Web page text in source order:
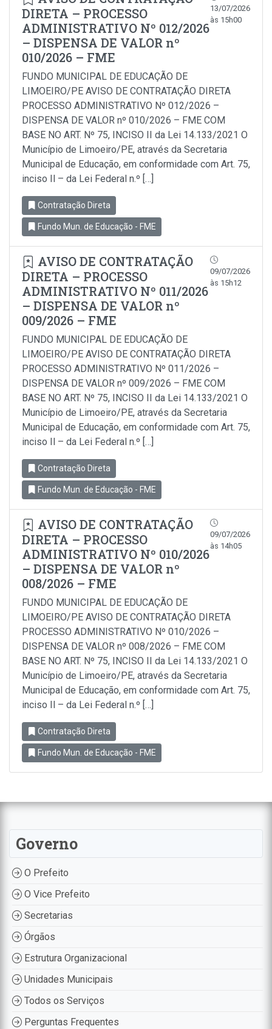
DIRETA – PROCESSO
ADMINISTRATIVO Nº 012/2026
– DISPENSA DE VALOR nº
010/2026 – FME
13/07/2026
às 15h00
FUNDO MUNICIPAL DE EDUCAÇÃO DE
LIMOEIRO/PE AVISO DE CONTRATAÇÃO DIRETA
PROCESSO ADMINISTRATIVO Nº 012/2026 –
DISPENSA DE VALOR nº 010/2026 – FME COM
BASE NO ART. Nº 75, INCISO II da Lei 14.133/2021 O
Município de Limoeiro/PE, através da Secretaria
Municipal de Educação, em conformidade com Art. 75,
inciso Il – da Lei Federal n.º […]
Contratação Direta
Fundo Mun. de Educação - FME
AVISO DE CONTRATAÇÃO
DIRETA – PROCESSO
ADMINISTRATIVO Nº 011/2026
– DISPENSA DE VALOR nº
009/2026 – FME
09/07/2026
às 15h12
FUNDO MUNICIPAL DE EDUCAÇÃO DE
LIMOEIRO/PE AVISO DE CONTRATAÇÃO DIRETA
PROCESSO ADMINISTRATIVO Nº 011/2026 –
DISPENSA DE VALOR nº 009/2026 – FME COM
BASE NO ART. Nº 75, INCISO II da Lei 14.133/2021 O
Município de Limoeiro/PE, através da Secretaria
Municipal de Educação, em conformidade com Art. 75,
inciso Il – da Lei Federal n.º […]
Contratação Direta
Fundo Mun. de Educação - FME
AVISO DE CONTRATAÇÃO
DIRETA – PROCESSO
ADMINISTRATIVO Nº 010/2026
– DISPENSA DE VALOR nº
008/2026 – FME
09/07/2026
às 14h05
FUNDO MUNICIPAL DE EDUCAÇÃO DE
LIMOEIRO/PE AVISO DE CONTRATAÇÃO DIRETA
PROCESSO ADMINISTRATIVO Nº 010/2026 –
DISPENSA DE VALOR nº 008/2026 – FME COM
BASE NO ART. Nº 75, INCISO II da Lei 14.133/2021 O
Município de Limoeiro/PE, através da Secretaria
Municipal de Educação, em conformidade com Art. 75,
inciso Il – da Lei Federal n.º […]
Contratação Direta
Fundo Mun. de Educação - FME
Governo
O Prefeito
O Vice Prefeito
Secretarias
Órgãos
Estrutura Organizacional
Unidades Municipais
Todos os Serviços
Perguntas Frequentes